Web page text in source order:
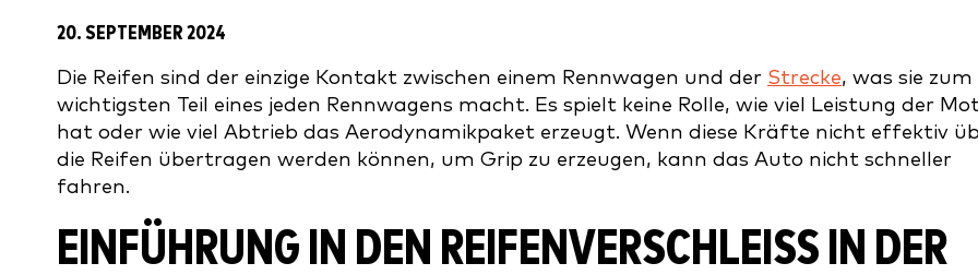
20. SEPTEMBER 2024
Die Reifen sind der einzige Kontakt zwischen einem Rennwagen und der Strecke, was sie zum
wichtigsten Teil eines jeden Rennwagens macht. Es spielt keine Rolle, wie viel Leistung der
hat oder wie viel Abtrieb das Aerodynamikpaket erzeugt. Wenn diese Kräfte nicht effektiv
die Reifen übertragen werden können, um Grip zu erzeugen, kann das Auto nicht schneller
fahren.
EINFÜHRUNG IN DEN REIFENVERSCHLEISS IN DER R